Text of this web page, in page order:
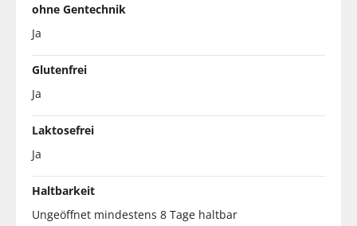
ohne Gentechnik
Ja
Glutenfrei
Ja
Laktosefrei
Ja
Haltbarkeit
Ungeöffnet mindestens 8 Tage haltbar